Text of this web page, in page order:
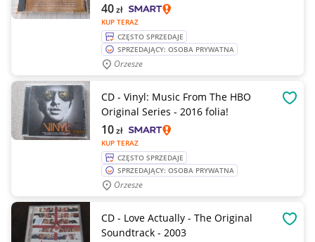
KUP TERAZ
40zł
CZĘSTO SPRZEDAJE
SPRZEDAJĄCY: OSOBA PRYWATNA
Orzesze
CD - Vinyl: Music From The HBO
Original Series - 2016 folia!
KUP TERAZ
10zł
CZĘSTO SPRZEDAJE
SPRZEDAJĄCY: OSOBA PRYWATNA
Orzesze
CD - Love Actually - The Original
Soundtrack - 2003